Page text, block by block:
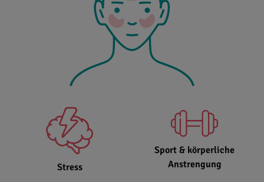
Stress
Sport & körperliche
Anstrengung